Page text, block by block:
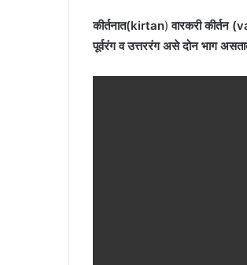
कीर्तनात(kirtan) वारकरी
पूर्वरंग व उत्तररंग असे दोन भाग